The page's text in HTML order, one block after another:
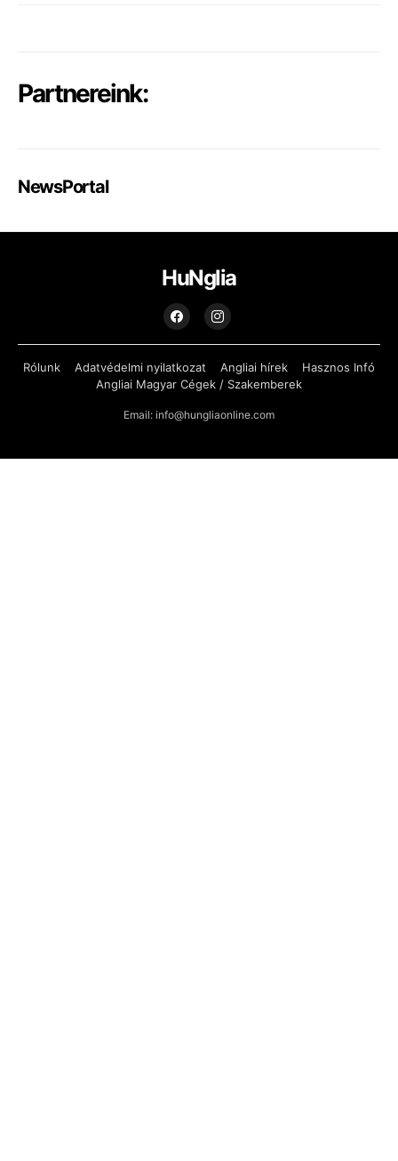
Partnereink:
NewsPortal
HuNglia
Rólunk Adatvédelmi nyilatkozat Angliai hírek
Hasznos Infó
Angliai Magyar Cégek / Szakemberek
Email: info@hungliaonline.com